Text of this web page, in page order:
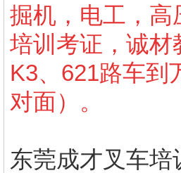
掘机，电工，
培训考证，诚材
K3、621路车到
对面）。
东莞成才叉车培